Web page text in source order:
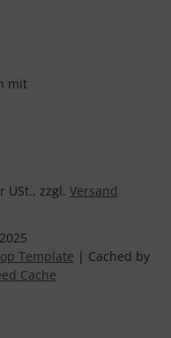
USt., zzgl. Versand
Template | Cached by
Cache